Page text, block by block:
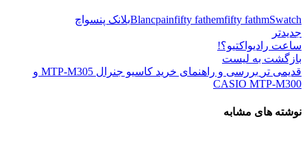
Blancpainfifty fathemfifty fathmSwatch بلانک پنسواچ
جدیدتر
ساعت رادیواکتیو؟!
بازگشت به لیست
قدیمی تر
بررسی و راهنمای خرید کاسیو جنرال MTP-M305 و
CASIO MTP-M300
نوشته های مشابه